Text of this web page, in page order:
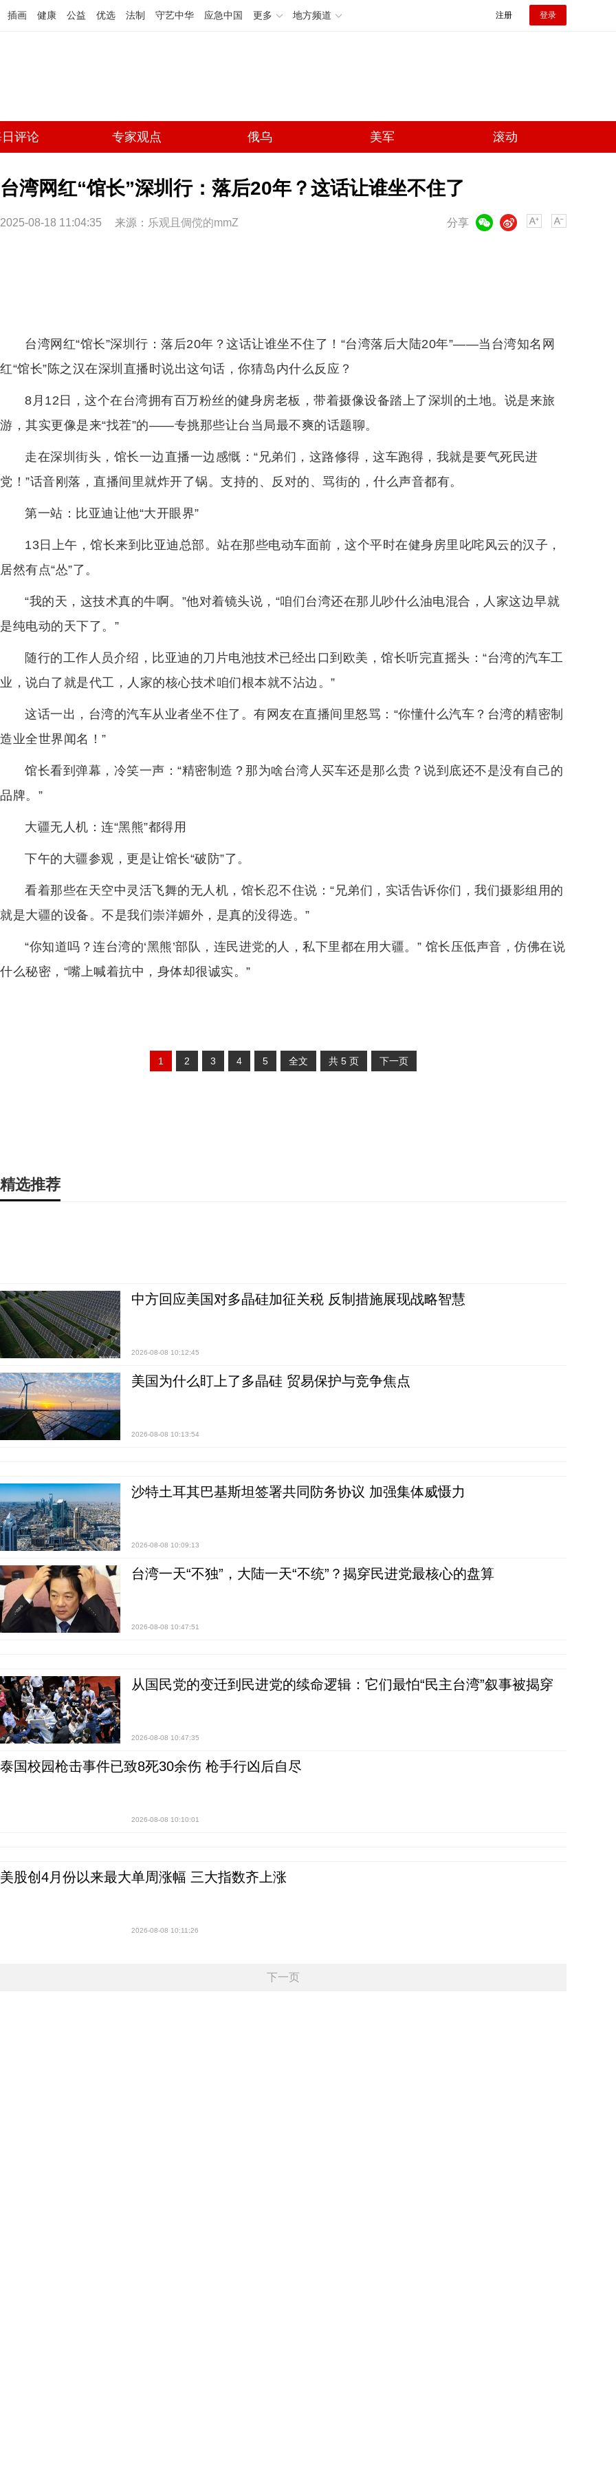
插画 健康 公益 优选 法制 守艺中华 应急中国 更多 地方频道 注册 登录
评论 专家观点 俄乌 美军 滚动
台湾网红“馆长”深圳行：落后20年？这话让谁坐不住了
2025-08-18 11:04:35 来源： 乐观且倜傥的mmZ 分享
微博
台湾网红“馆长”深圳行：落后20年？这话让谁坐不住了！“台湾落后大陆20年”——当台湾知名网
红“馆长”陈之汉在深圳直播时说出这句话，你猜岛内什么反应？
8月12日，这个在台湾拥有百万粉丝的健身房老板，带着摄像设备踏上了深圳的土地。说是来旅
游，其实更像是来“找茬”的——专挑那些让台当局最不爽的话题聊。
走在深圳街头，馆长一边直播一边感慨：“兄弟们，这路修得，这车跑得，我就是要气死民进
党！”话音刚落，直播间里就炸开了锅。支持的、反对的、骂街的，什么声音都有。
第一站：比亚迪让他“大开眼界”
13日上午，馆长来到比亚迪总部。站在那些电动车面前，这个平时在健身房里叱咤风云的汉子，
居然有点“怂”了。
“我的天，这技术真的牛啊。”他对着镜头说，“咱们台湾还在那儿吵什么油电混合，人家这边早就
是纯电动的天下了。”
随行的工作人员介绍，比亚迪的刀片电池技术已经出口到欧美，馆长听完直摇头：“台湾的汽车工
业，说白了就是代工，人家的核心技术咱们根本就不沾边。”
这话一出，台湾的汽车从业者坐不住了。有网友在直播间里怒骂：“你懂什么汽车？台湾的精密制
造业全世界闻名！”
馆长看到弹幕，冷笑一声：“精密制造？那为啥台湾人买车还是那么贵？说到底还不是没有自己的
品牌。”
大疆无人机：连“黑熊”都得用
下午的大疆参观，更是让馆长“破防”了。
看着那些在天空中灵活飞舞的无人机，馆长忍不住说：“兄弟们，实话告诉你们，我们摄影组用的
就是大疆的设备。不是我们崇洋媚外，是真的没得选。”
“你知道吗？连台湾的‘黑熊’部队，连民进党的人，私下里都在用大疆。” 馆长压低声音，仿佛在说
什么秘密，“嘴上喊着抗中，身体却很诚实。”
1 2 3 4 5 全文 共 5 页 下一页
精选推荐
中方回应美国对多晶硅加征关税 反制措施展现战略智慧
2026-08-08 10:12:45
美国为什么盯上了多晶硅 贸易保护与竞争焦点
2026-08-08 10:13:54
沙特土耳其巴基斯坦签署共同防务协议 加强集体威慑力
2026-08-08 10:09:13
台湾一天“不独”，大陆一天“不统”？揭穿民进党最核心的盘算
2026-08-08 10:47:51
从国民党的变迁到民进党的续命逻辑：它们最怕“民主台湾”叙事被揭穿
2026-08-08 10:47:35
泰国校园枪击事件已致8死30余伤 枪手行凶后自尽
2026-08-08 10:10:01
美股创4月份以来最大单周涨幅 三大指数齐上涨
2026-08-08 10:11:26
下一页